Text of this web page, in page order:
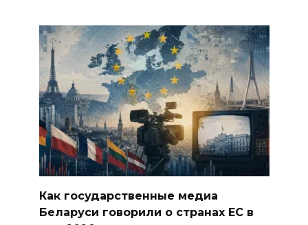
Как государственные медиа
Беларуси говорили о странах ЕС в